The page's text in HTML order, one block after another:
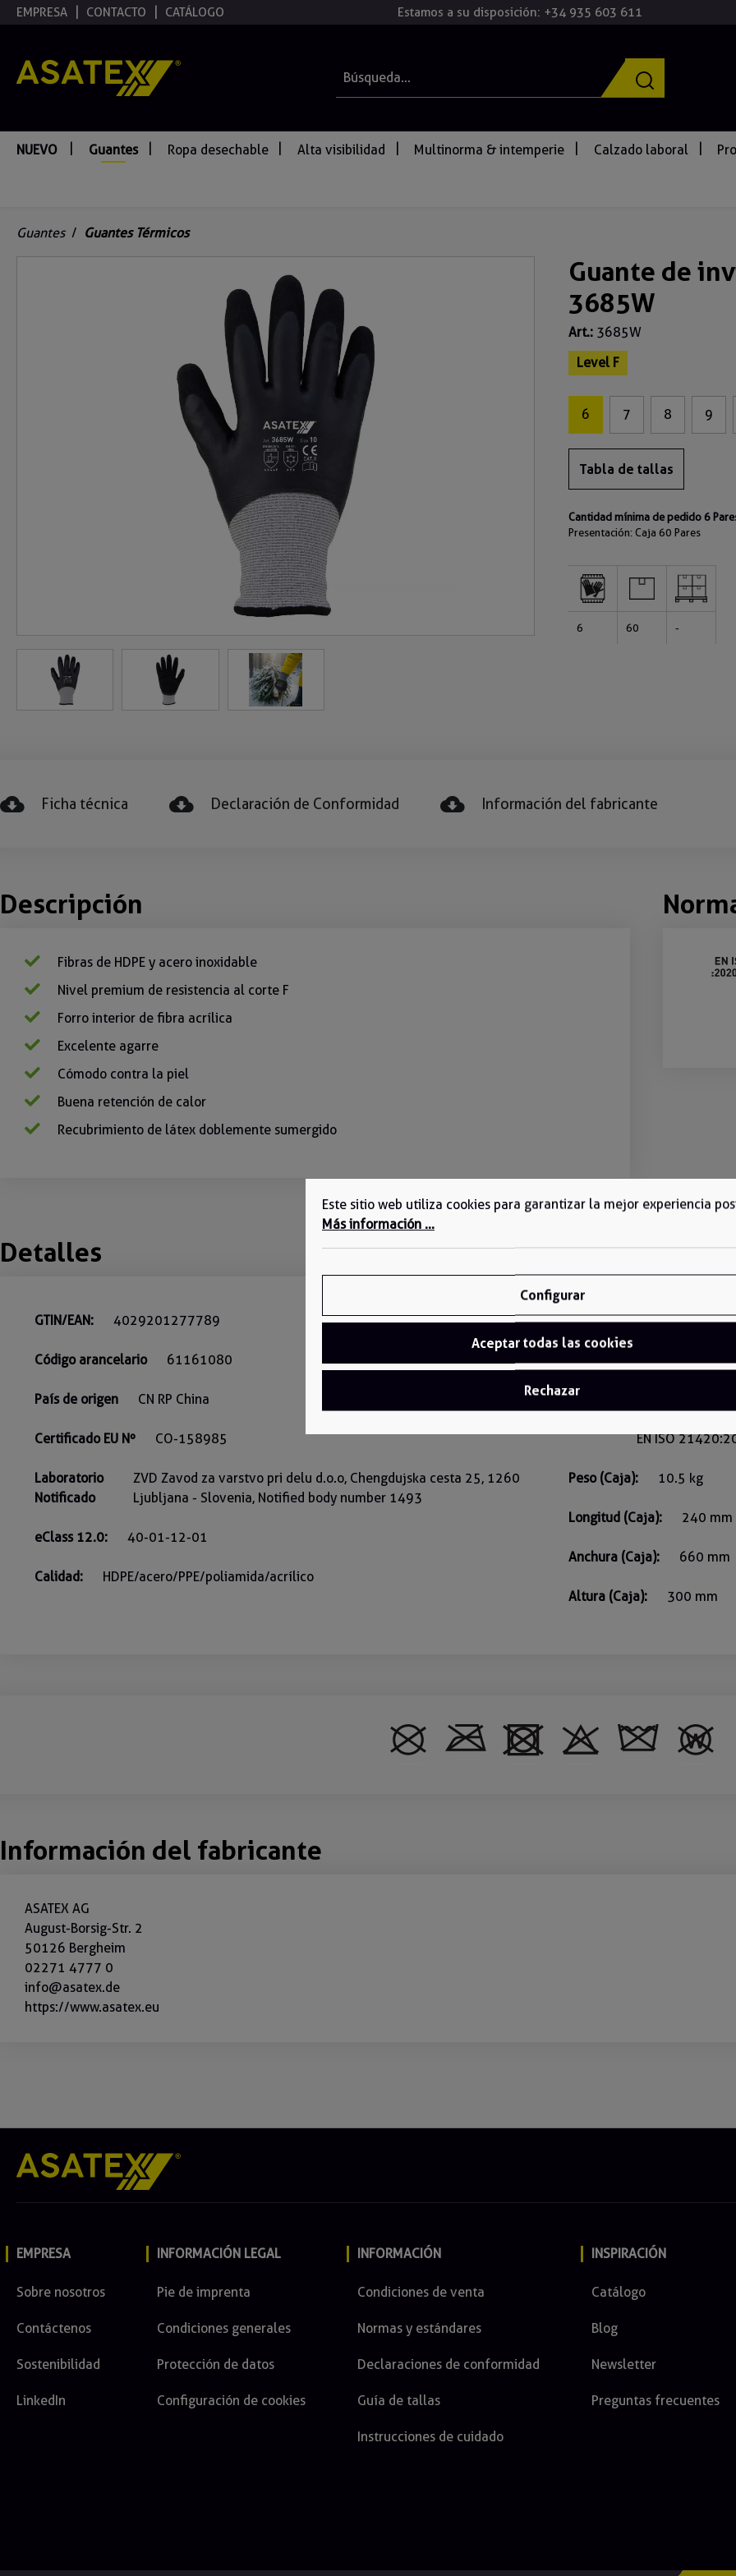
Saltar a la navegación principal
EMPRESA CONTACTO CATÁLOGO Estamos a su disposición: +34 935 603 611
NUEVO Guantes Ropa desechable Alta visibilidad Multinorma & intemperie Calzado laboral
Guantes / Guantes Térmicos
Guante de
3685W
Art.: 3685W
Level F
6 7 8 9
Tabla de tallas
Cantidad mínima de pedido 6
Presentación: Caja 60 Pares
6 60 -
Ficha técnica Declaración de Conformidad Información del fabricante
Descripción
Fibras de HDPE y acero inoxidable
Nivel premium de resistencia al corte F
Forro interior de fibra acrílica
Excelente agarre
Cómodo contra la piel
Buena retención de calor
Recubrimiento de látex doblemente sumergido
Detalles
GTIN/EAN: 4029201277789
Código arancelario 61161080
País de origen CN RP China
Certificado EU Nº CO-158985
Laboratorio
Notificado
ZVD Zavod za varstvo pri delu d.o.o, Chengdujska cesta 25, 1260
Ljubljana - Slovenia, Notified body number 1493
eClass 12.0: 40-01-12-01
Calidad: HDPE/acero/PPE/poliamida/acrílico
Color: Gris/Negro
EPI: Categoría II
Normas:
EN ISO
Peso (Caja): 10.5 kg
Longitud (Caja): 240 mm
Anchura (Caja): 660 mm
Altura (Caja): 300 mm
Información del fabricante
ASATEX AG
August-Borsig-Str. 2
50126 Bergheim
02271 4777 0
info@asatex.de
https://www.asatex.eu
EMPRESA
Sobre nosotros
Contáctenos
Sostenibilidad
LinkedIn
INFORMACIÓN LEGAL
Pie de imprenta
Condiciones generales
Protección de datos
Configuración de cookies
INFORMACIÓN
Condiciones de venta
Normas y estándares
Declaraciones de conformidad
Guía de tallas
Instrucciones de cuidado
INSPIRACIÓN
Catálogo
Blog
Newsletter
Preguntas frecuentes
Este sitio web utiliza cookies para garantizar la mejor experiencia
Más información ...
Configurar
Aceptar todas las cookies
Rechazar